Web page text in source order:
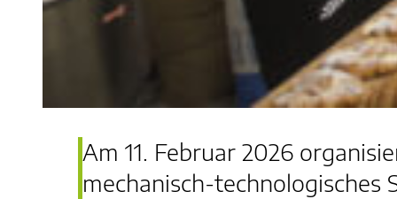
Am 11. Februar 2026
mechanisch-technologisches